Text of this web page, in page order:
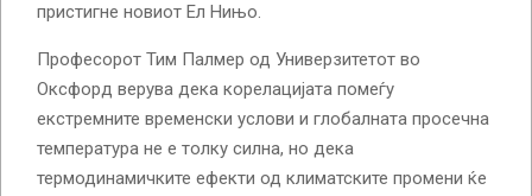
пристигне новиот Ел Нињо.
Професорот Тим ​​Палмер од Универзитетот во
Оксфорд верува дека корелацијата помеѓу
екстремните временски услови и глобалната просечна
температура не е толку силна, но дека
термодинамичките ефекти од климатските промени ќе